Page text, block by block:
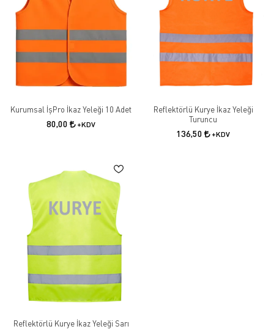
Kurumsal İşPro İkaz Yeleği 10 Adet
80,00 +KDV
Reflektörlü Kurye İkaz Yeleği
Turuncu
136,50 +KDV
Reflektörlü Kurye İkaz Yeleği Sarı